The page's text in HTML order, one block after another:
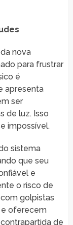
nova
para frustrar
é
apresenta
ser
de luz. Isso
impossível.
sistema
que seu
e
o risco de
golpistas
oferecem
de